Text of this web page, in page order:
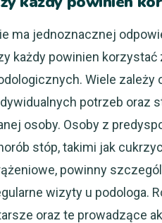
ma jednoznacznej
każdy powinien korzystać
Wiele zależy
potrzeb oraz
osoby. Osoby z
stóp, takimi jak
powinny
wizyty u podologa.
oraz te prowadzące